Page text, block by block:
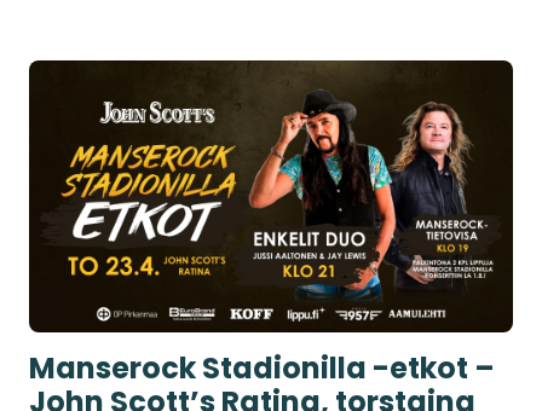
Manserock Stadionilla -etkot –
John Scott’s Ratina, torstaina